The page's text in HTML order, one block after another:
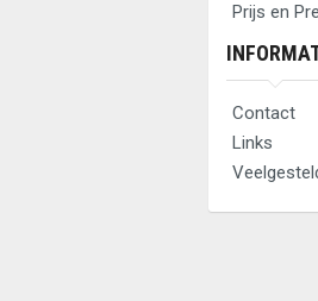
Prijs en
Contact
Links